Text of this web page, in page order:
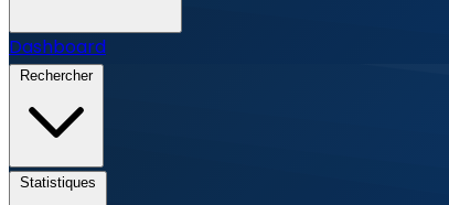
Dashboard
Rechercher
Statistiques